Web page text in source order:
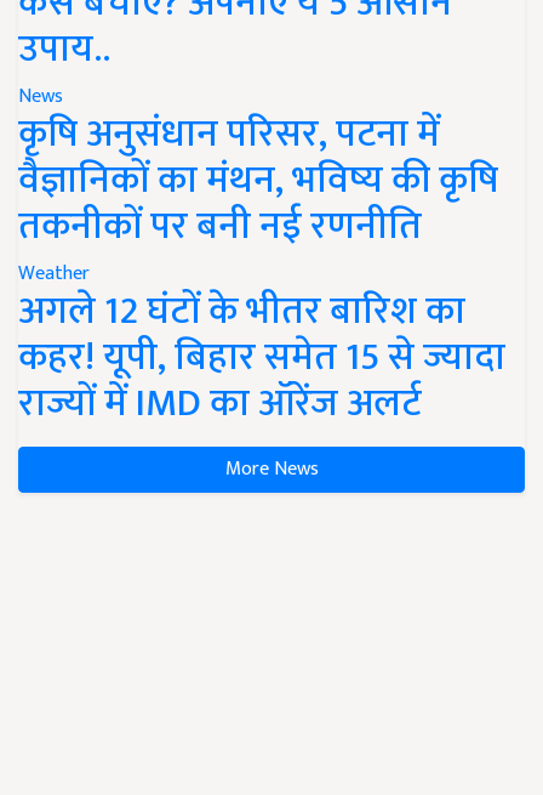
उपाय..
News
कृषि अनुसंधान परिसर, पटना में
वैज्ञानिकों का मंथन, भविष्य की कृषि
तकनीकों पर बनी नई रणनीति
Weather
अगले 12 घंटों के भीतर बारिश का
कहर! यूपी, बिहार समेत 15 से ज्यादा
राज्यों में IMD का ऑरेंज अलर्ट
More News